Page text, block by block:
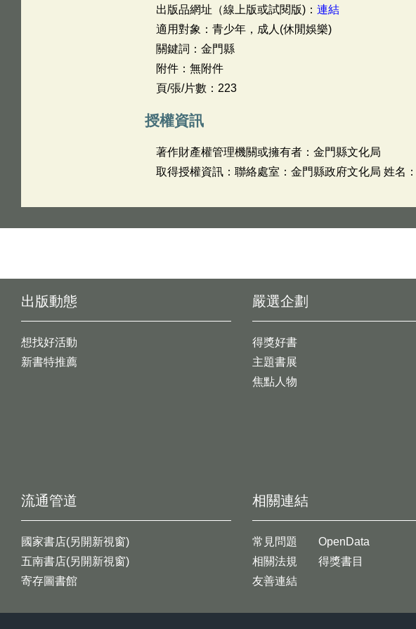
出版品網址（線上版或試閱版)： 連結
適用對象：青少年，成人(休閒娛樂)
關鍵詞：金門縣
附件：無附件
頁/張/片數：223
授權資訊
著作財產權管理機關或擁有者：金門縣文化局
取得授權資訊：聯絡處室：金門縣政府文化局 姓名
出版動態
想找好活動
新書特推薦
嚴選企劃
得獎好書
主題書展
焦點人物
流通管道
國家書店(另開新視窗)
五南書店(另開新視窗)
寄存圖書館
相關連結
常見問題
相關法規
友善連結
OpenData
得獎書目